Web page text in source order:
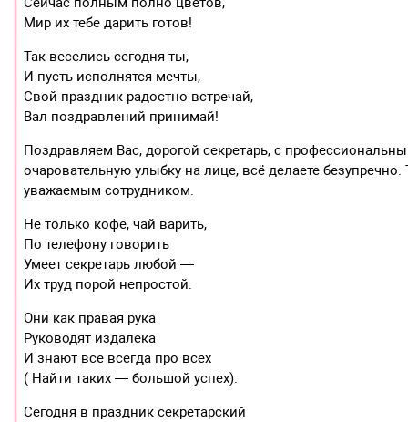
Мир их тебе дарить готов!
Так веселись сегодня ты,
И пусть исполнятся мечты,
Свой праздник радостно встречай,
Вал поздравлений принимай!
Поздравляем Вас, дорогой секретарь, с
очаровательную улыбку на лице, всё делаете
уважаемым сотрудником.
Не только кофе, чай варить,
По телефону говорить
Умеет секретарь любой —
Их труд порой непростой.
Они как правая рука
Руководят издалека
И знают все всегда про всех
( Найти таких — большой успех).
Сегодня в праздник секретарский